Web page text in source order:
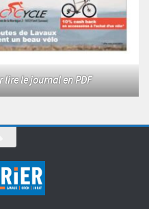
le journal en PDF